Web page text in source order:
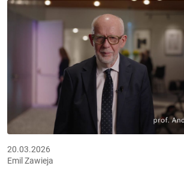
20.03.2026
Emil Zawieja